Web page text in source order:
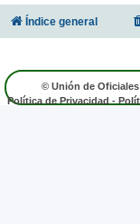
Índice general
© Unión de
Política de Privacidad-